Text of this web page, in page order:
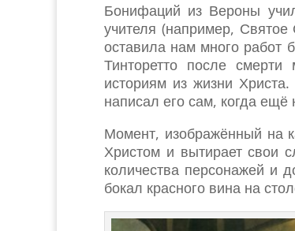
Бонифаций из Вероны
учителя (например,
оставила нам много работ
Тинторетто после
историям из жизни
написал его сам, когда
Момент, изображённый на
Христом и вытирает свои
количества персонажей и
бокал красного вина на